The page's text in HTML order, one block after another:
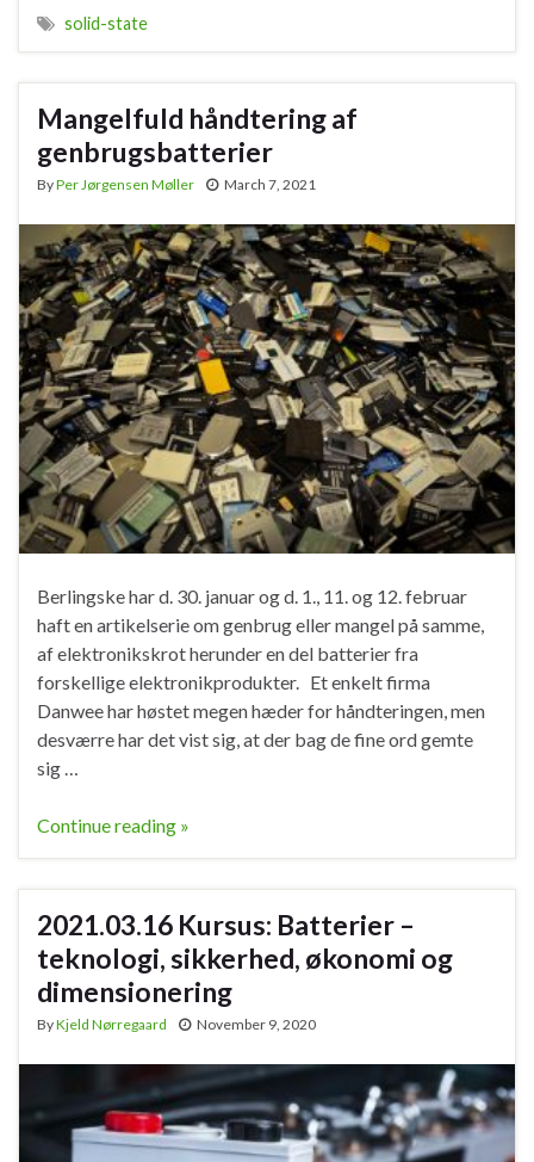
solid-state
Mangelfuld håndtering af
genbrugsbatterier
ByPer Jørgensen Møller March 7, 2021
Berlingske har d. 30. januar og d. 1., 11. og 12. februar
haft en artikelserie om genbrug eller mangel på samme,
af elektronikskrot herunder en del batterier fra
forskellige elektronikprodukter. Et enkelt firma
Danwee har høstet megen hæder for håndteringen, men
desværre har det vist sig, at der bag de fine ord gemte
sig …
Continue reading »
2021.03.16 Kursus: Batterier –
teknologi, sikkerhed, økonomi og
dimensionering
ByKjeld Nørregaard November 9, 2020